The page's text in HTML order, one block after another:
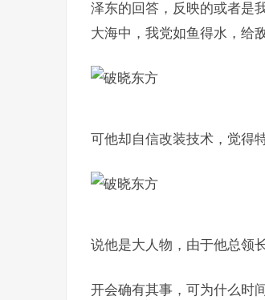
泽东的回答，反映的或者是
大海中，我党如鱼得水，给
可他却自信改装技术，觉得
说他是大人物，由于他总领
开会确有其事，可为什么时